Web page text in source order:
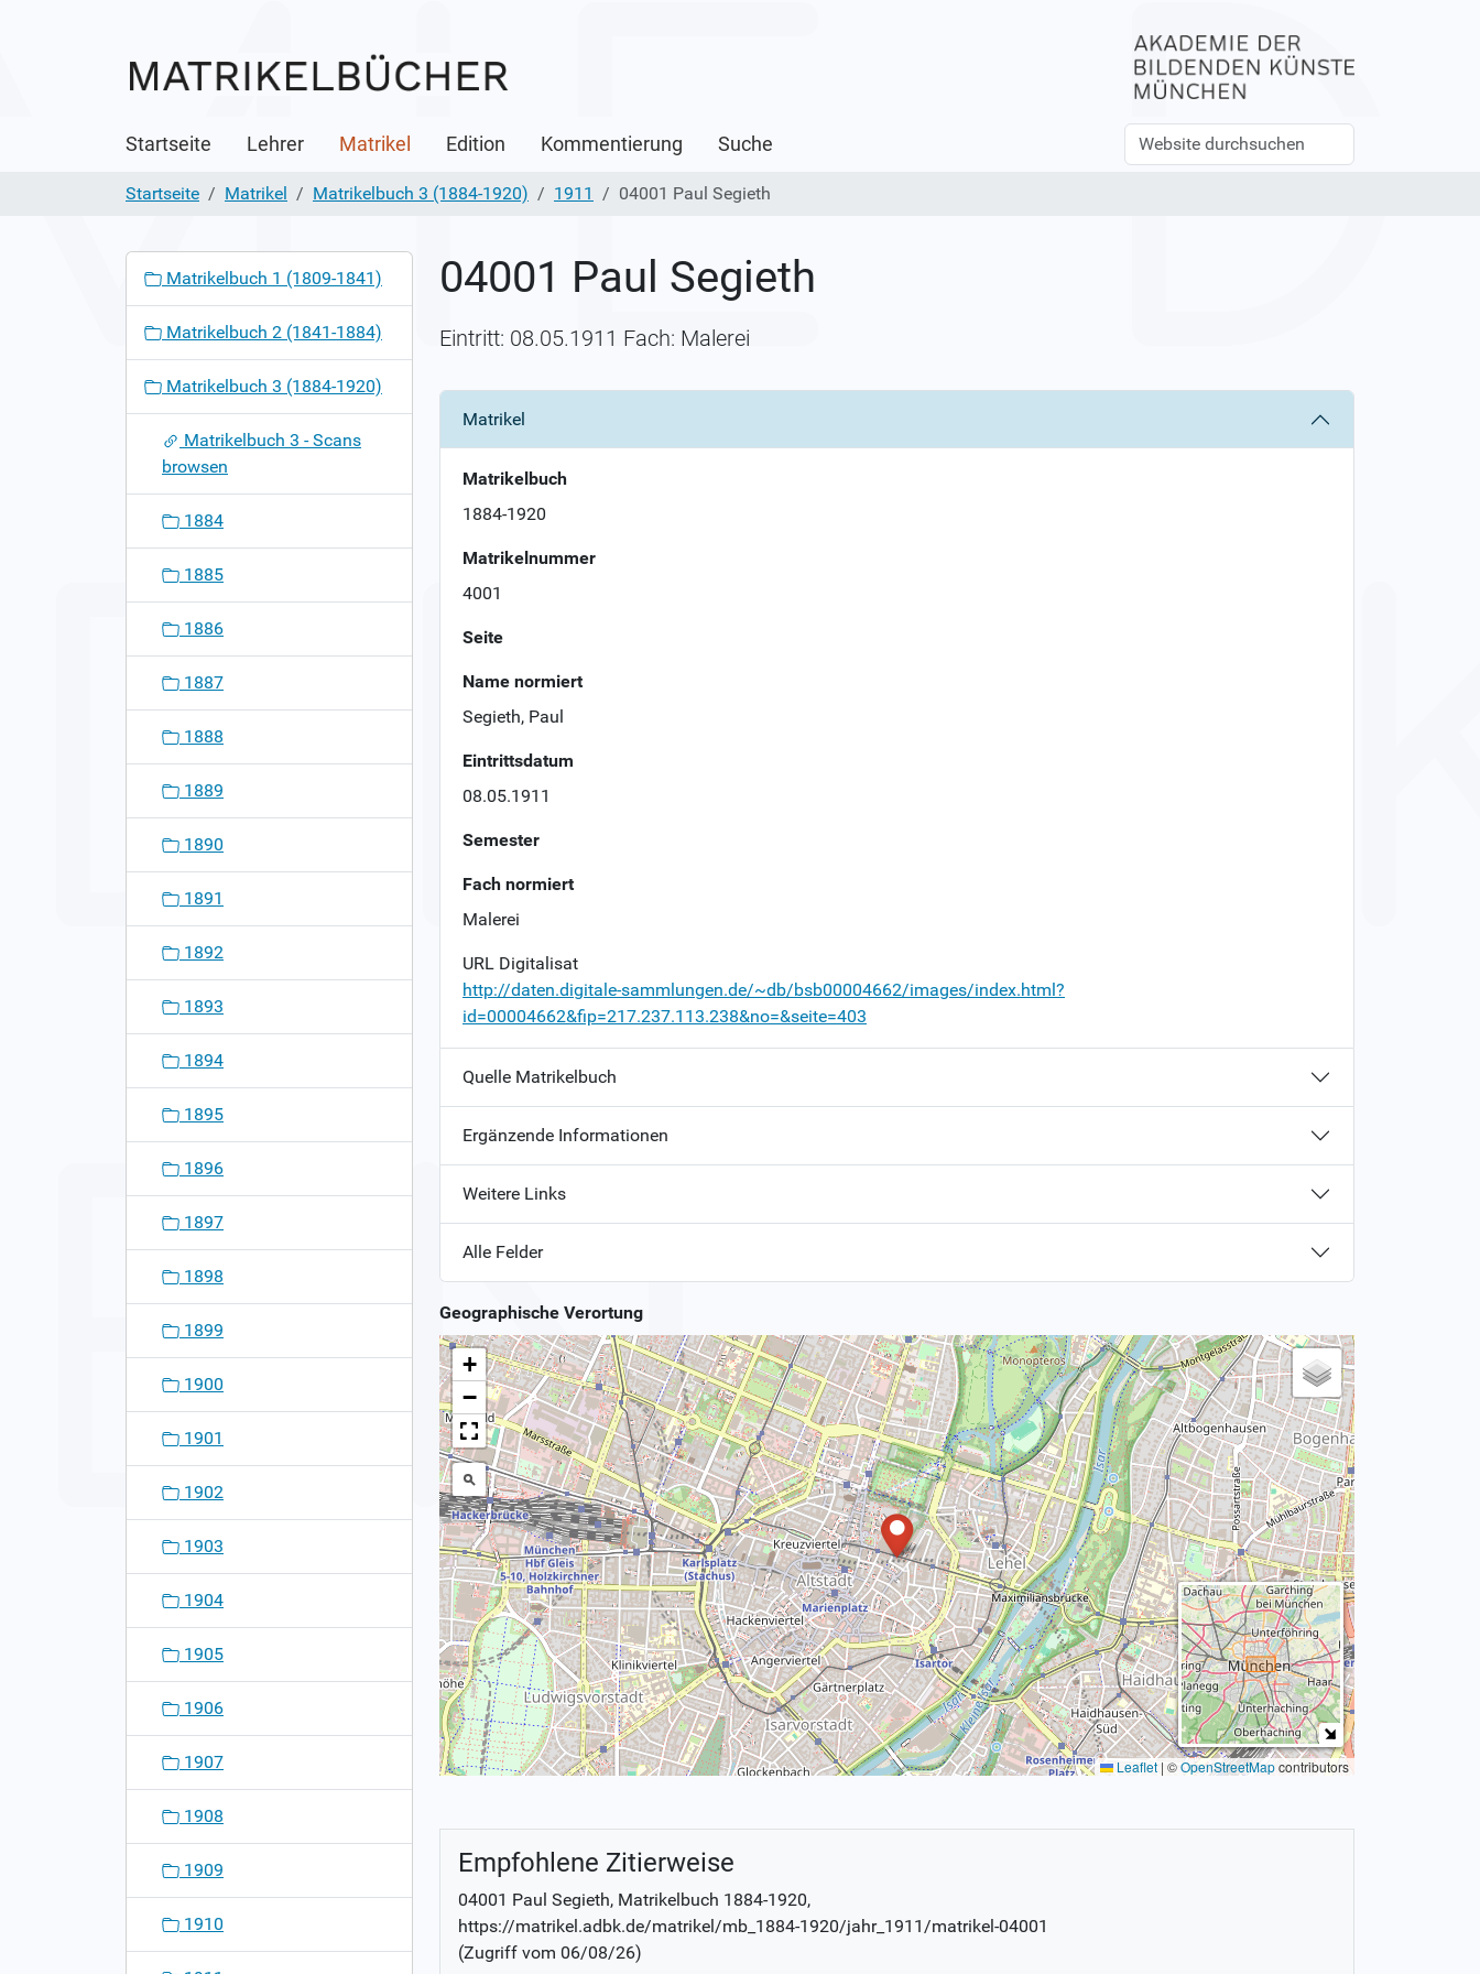
Startseite Lehrer Matrikel Edition Kommentierung Suche
Website
durchsuchen
Erweiterte
Suche…
Startseite
Matrikel Matrikelbuch 3 (1884-1920) 1911 04001 Paul Segieth
04001 Paul Segieth
Eintritt: 08.05.1911 Fach: Malerei
Matrikel
Matrikelbuch
1884-1920
Matrikelnummer
4001
Seite
Name normiert
Segieth, Paul
Eintrittsdatum
08.05.1911
Semester
Fach normiert
Malerei
URL Digitalisat
http://daten.digitale-sammlungen.de/~db/bsb00004662/images/index.html?
id=00004662&fip=217.237.113.238&no=&seite=403
Quelle Matrikelbuch
Ergänzende Informationen
Weitere Links
Alle Felder
Geographische Verortung
+
−
Leaflet | ©OpenStreetMapcontributors
Empfohlene Zitierweise
04001 Paul Segieth, Matrikelbuch 1884-1920,
https://matrikel.adbk.de/matrikel/mb_1884-1920/jahr_1911/matrikel-04001
(Zugriff vom 06/08/26)
n
Matrikelbuch 1 (1809-1841)
Matrikelbuch 2 (1841-1884)
Matrikelbuch 3 (1884-1920)
Matrikelbuch 3 - Scans
browsen
1884
1885
1886
1887
1888
1889
1890
1891
1892
1893
1894
1895
1896
1897
1898
1899
1900
1901
1902
1903
1904
1905
1906
1907
1908
1909
1910